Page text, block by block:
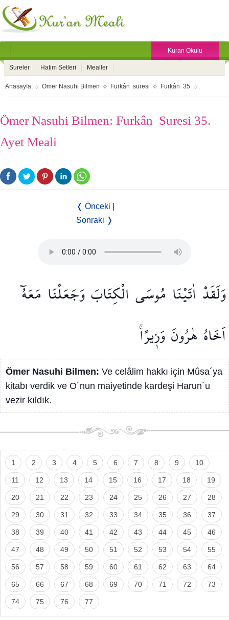
Kuran Okulu
Sureler Hatim Setleri Mealler
Anasayfa Ömer Nasuhi Bilmen Furkân suresi Furkân 35
Ömer Nasuhi Bilmen: Furkân Suresi 35.
Ayet Meali
❬ Önceki
Sonraki ❭
وَلَقَدْ اٰتَيْنَا مُوسَى الْكِتَابَوَجَعَلْنَا مَعَهُٓ
اَخَاهُ هٰرُونَوَز۪يرًاۚ
Ömer Nasuhi Bilmen: Ve celâlim hakkı için Mûsa´ya
kitabı verdik ve O´nun maiyetinde kardeşi Harun´u
vezir kıldık.
1 2 3 4 5 6 7 8 9 10
11 12 13 14 15 16 17 18 19
20 21 22 23 24 25 26 27 28
29 30 31 32 33 34 35 36 37
38 39 40 41 42 43 44 45 46
47 48 49 50 51 52 53 54 55
56 57 58 59 60 61 62 63 64
65 66 67 68 69 70 71 72 73
74 75 76 77